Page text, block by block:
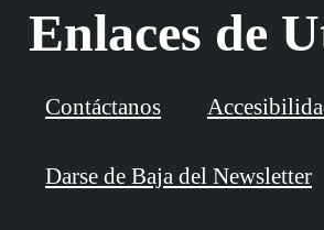
Enlaces de
Contáctanos
Darse de Baja del Newsletter